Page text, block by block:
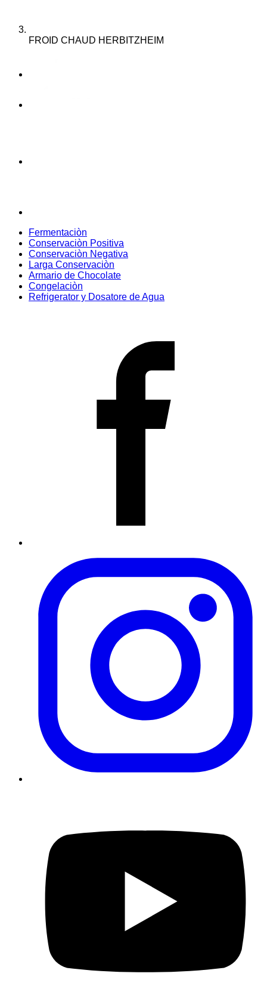
FROID CHAUD HERBITZHEIM
Fermentaciòn
Conservaciòn Positiva
Conservaciòn Negativa
Larga Conservaciòn
Armario de Chocolate
Congelaciòn
Refrigerator y Dosatore de Agua